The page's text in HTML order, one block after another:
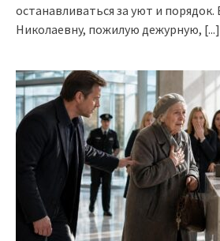
останавливаться за уют и порядок.
Николаевну, пожилую дежурную, [...]